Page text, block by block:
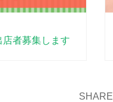
店者募集します
SHARE